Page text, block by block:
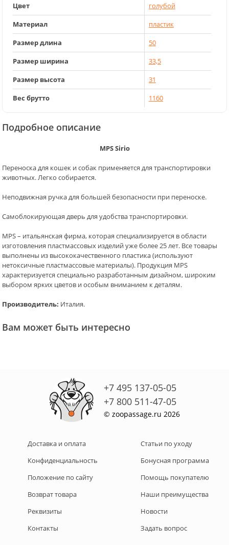
Цвет
голубой
Материал
пластик
Размер длина
50
Размер ширина
33,5
Размер высота
31
Вес брутто
1160
Подробное описание
MPS Sirio
Переноска для кошек и собак применяется для транспортировки
животных. Легко собирается.
Неподвижная ручка для большей безопасности при переноске.
Самоблокирующая дверь для удобства транспортировки.
MPS – итальянская фирма, которая специализируется в области
изготовления пластмассовых изделий уже более 25 лет. Все товары
выполнены из высококачественного пластика (используют
нетоксичные пластмассовые материалы). Продукция MPS
характеризуется специально разработанным дизайном, широким
выбором ярких цветов и особым вниманием к деталям.
Производитель: Италия.
Вам может быть интересно
+7 495 137-05-05
+7 800 511-47-05
© zoopassage.ru 2026
Доставка и оплата
Конфиденциальность
Положение по сайту
Возврат товара
Реквизиты
Контакты
Статьи по уходу
Бонусная программа
Помощь покупателю
Наши преимущества
Новости
Задать вопрос